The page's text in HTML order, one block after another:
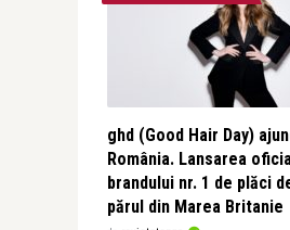
ghd (Good Hair Day)
România. Lansarea
brandului nr. 1 de plăci
părul din Marea Britanie